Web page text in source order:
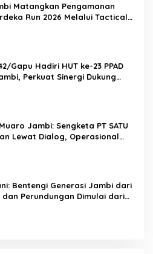
Matangkan Pengamanan
Run 2026 Melalui Tactical
Gapu Hadiri HUT ke-23 PPAD
Perkuat Sinergi Dukung
Jambi: Sengketa PT SATU
Lewat Dialog, Operasional
Bentengi Generasi Jambi dari
dan Perundungan Dimulai dari